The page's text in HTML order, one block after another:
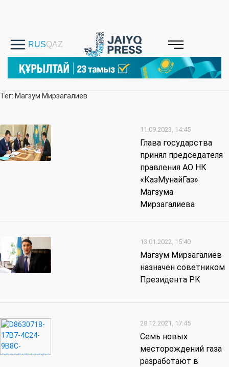
Тег: Магзум Мирзагалиев
11.09.2023, 14:45
Глава государства
принял председателя
правления АО НК
«КазМунайГаз»
Магзума
Мирзагалиева
13.01.2022, 15:40
Магзум Мирзагалиев
назначен советником
Президента РК
28.12.2021, 17:45
Семь новых
месторождений газа
разработают в